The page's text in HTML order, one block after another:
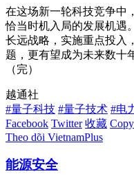
在这场新一轮科技竞争中
恰当时机入局的发展机遇
长远战略，实施重点投入
题，更有望成为未来数十
（完）
越通社
#量子科技 #量子技术 #电
Facebook Twitter 收藏
Theo dõi VietnamPlus
能源安全